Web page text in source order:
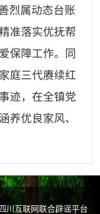
烈属动态台账
准落实优抚帮
保障工作。同
庭三代赓续红
迹，在全镇党
养优良家风、
川互联网联合辟谣平台